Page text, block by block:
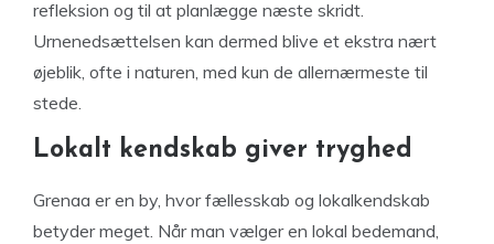
refleksion og til at planlægge næste skridt.
Urnenedsættelsen kan dermed blive et ekstra nært
øjeblik, ofte i naturen, med kun de allernærmeste til
stede.
Lokalt kendskab giver tryghed
Grenaa er en by, hvor fællesskab og lokalkendskab
betyder meget. Når man vælger en lokal bedemand,